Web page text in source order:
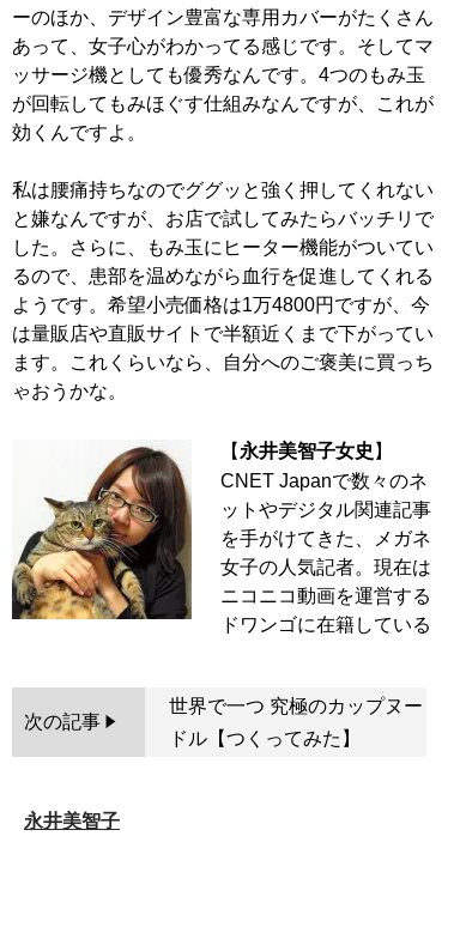
ーのほか、デザイン豊富な専用カバーがたくさん
あって、女子心がわかってる感じです。そしてマ
ッサージ機としても優秀なんです。4つのもみ玉
が回転してもみほぐす仕組みなんですが、これが
効くんですよ。
私は腰痛持ちなのでググッと強く押してくれない
と嫌なんですが、お店で試してみたらバッチリで
した。さらに、もみ玉にヒーター機能がついてい
るので、患部を温めながら血行を促進してくれる
ようです。希望小売価格は1万4800円ですが、今
は量販店や直販サイトで半額近くまで下がってい
ます。これくらいなら、自分へのご褒美に買っち
ゃおうかな。
【 永井美智子女史 】
CNET Japanで数々のネ
ットやデジタル関連記事
を手がけてきた、メガネ
女子の人気記者。現在は
ニコニコ動画を運営する
次の記事
世界で一つ 究極のカップヌー
ドル【つくってみた】
永井美智子